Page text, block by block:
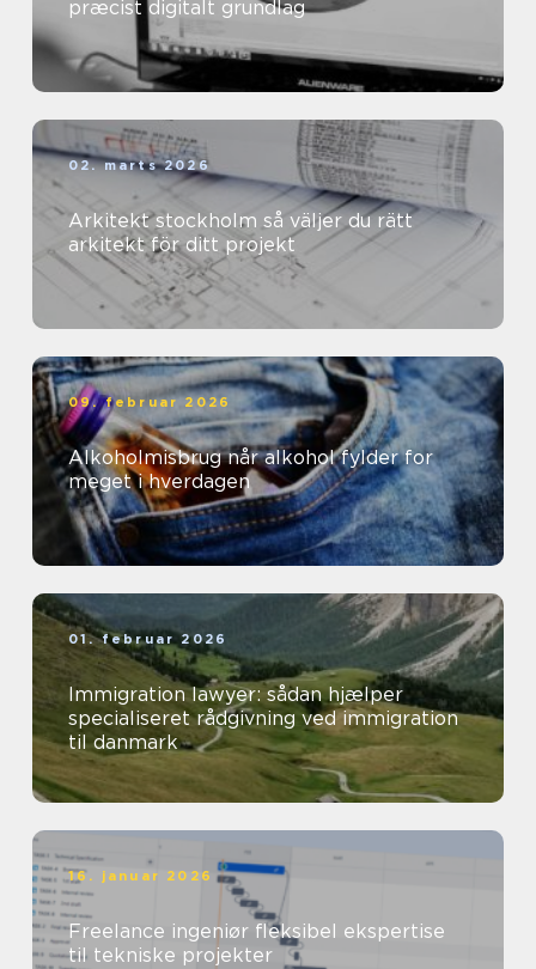
præcist digitalt grundlag
02. marts 2026
Arkitekt stockholm så väljer du rätt
arkitekt för ditt projekt
09. februar 2026
Alkoholmisbrug når alkohol fylder for
meget i hverdagen
01. februar 2026
Immigration lawyer: sådan hjælper
specialiseret rådgivning ved immigration
til danmark
16. januar 2026
Freelance ingeniør fleksibel ekspertise
til tekniske projekter